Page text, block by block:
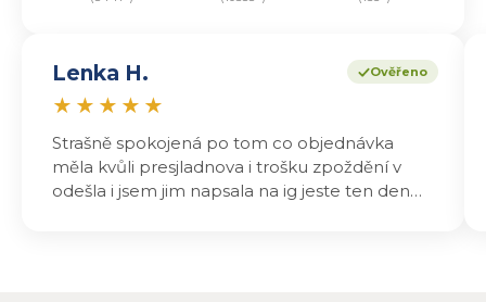
Ověřeno
Lenka H.
★ ★ ★ ★ ★
Strašně spokojená po tom co objednávka
měla kvůli presjladnova i trošku zpoždění v
odešla i jsem jim napsala na ig jeste ten den